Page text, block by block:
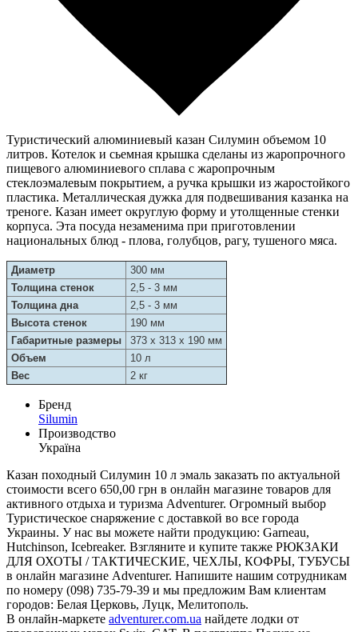
Туристический алюминиевый казан Силумин объемом 10
литров. Котелок и сьемная крышка сделаны из жаропрочного
пищевого алюминиевого сплава с жаропрочным
стеклоэмалевым покрытием, а ручка крышки из жаростойкого
пластика. Металлическая дужка для подвешивания казанка на
треноге. Казан имеет округлую форму и утолщенные стенки
корпуса. Эта посуда незаменима при приготовлении
национальных блюд - плова, голубцов, рагу, тушеного мяса.
Диаметр
300 мм
Толщина стенок
2,5 - 3 мм
Толщина дна
2,5 - 3 мм
Высота стенок
190 мм
Габаритные размеры
373 х 313 х 190 мм
Объем
10 л
Вес
2 кг
Бренд
Silumin
Производство
Україна
Казан походный Силумин 10 л эмаль заказать по актуальной
стоимости всего 650,00 грн в онлайн магазине товаров для
активного отдыха и туризма Adventurer. Огромный выбор
Туристическое снаряжение с доставкой во все города
Украины. У нас вы можете найти продукцию: Garneau,
Hutchinson, Icebreaker. Взгляните и купите также РЮКЗАКИ
ДЛЯ ОХОТЫ / ТАКТИЧЕСКИЕ, ЧЕХЛЫ, КОФРЫ, ТУБУСЫ
в онлайн магазине Adventurer. Напишите нашим сотрудникам
по номеру (098) 735-79-39 и мы предложим Вам клиентам
городов: Белая Церковь, Луцк, Мелитополь.
В онлайн-маркете adventurer.com.ua найдете лодки от